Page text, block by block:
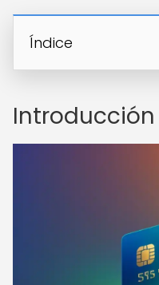
Índice
Introducción